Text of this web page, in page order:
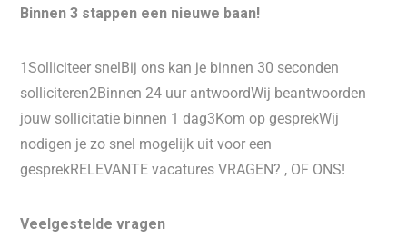
Binnen 3 stappen een nieuwe baan!
1Solliciteer snelBij ons kan je binnen 30 seconden
solliciteren2Binnen 24 uur antwoordWij beantwoorden
jouw sollicitatie binnen 1 dag3Kom op gesprekWij
nodigen je zo snel mogelijk uit voor een
gesprekRELEVANTE vacatures VRAGEN? , OF ONS!
Veelgestelde vragen